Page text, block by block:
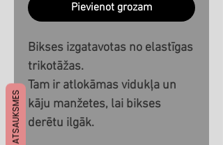
Pievienot grozam
Bikses izgatavotas no elastīgas
trikotāžas.
Tam ir atlokāmas vidukļa un
kāju manžetes, lai bikses
derētu ilgāk.
ATSAUKSMES